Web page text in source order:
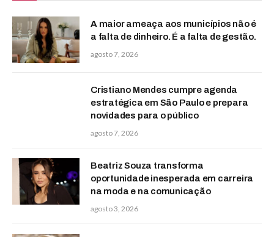
A maior ameaça aos municípios não é
a falta de dinheiro. É a falta de gestão.
agosto 7, 2026
Cristiano Mendes cumpre agenda
estratégica em São Paulo e prepara
novidades para o público
agosto 7, 2026
Beatriz Souza transforma
oportunidade inesperada em carreira
na moda e na comunicação
agosto 3, 2026